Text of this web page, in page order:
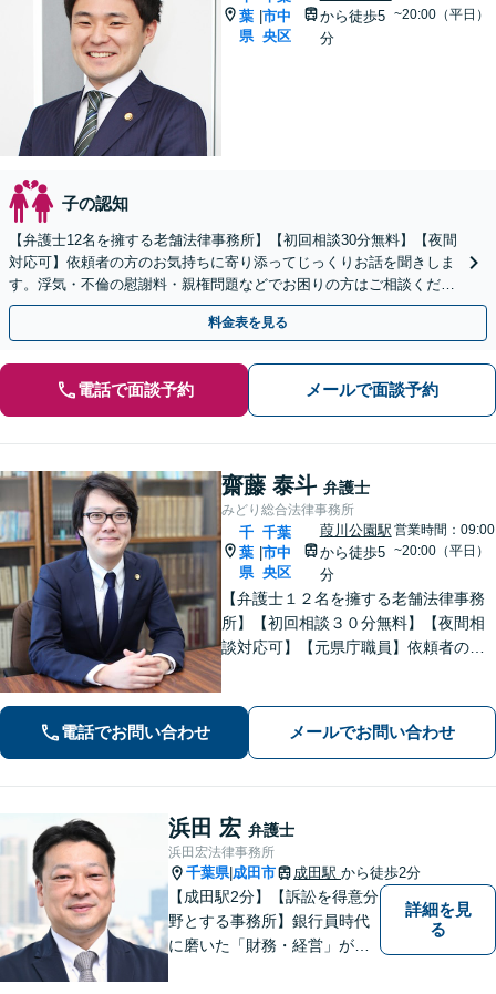
葉
県
市中
央区
から徒歩5
分
~20:00（平日）
子の認知
【弁護士12名を擁する老舗法律事務所】【初回相談30分無料】【夜間
対応可】依頼者の方のお気持ちに寄り添ってじっくりお話を聞きしま
す。浮気・不倫の慰謝料・親権問題などでお困りの方はご相談くださ
い。地域に信頼されている歴史のある法律事務所です。
料金表を見る
電話で面談予約 メールで面談予約
齋藤 泰斗 弁護士
みどり総合法律事務所
千
葉
県
千葉
市中
央区
葭川公園駅
から徒歩5
分
営業時間：09:00
~20:00（平日）
【弁護士１２名を擁する老舗法律事務
所】【初回相談３０分無料】【夜間相
談対応可】【元県庁職員】依頼者の方
法律事務所です。
電話でお問い合わせ メールでお問い合わせ
浜田 宏 弁護士
浜田宏法律事務所
千葉県| 成田市 成田駅 から徒歩2分
【成田駅2分】【訴訟を得意分
野とする事務所】銀行員時代
に磨いた「財務・経営」が強
詳細を見
る